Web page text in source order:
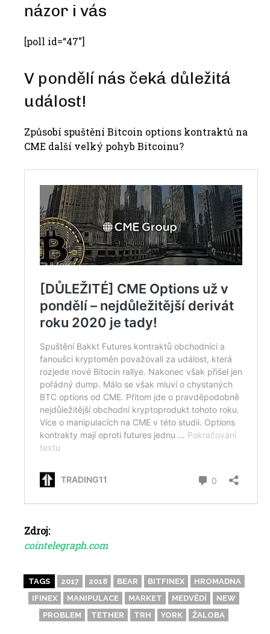
názor i vás
[poll id=“47″]
V pondělí nás čeká důležitá
událost!
Způsobí spuštění Bitcoin options kontraktů na
CME další velký pohyb Bitcoinu?
Zdroj:
cointelegraph.com
TAGS 2017 2018 BEAR BITFINEX
HROMADNA
IFINEX
MANIPULACE MARKET MEDVĚDÍ
NEW
PROBLEM
TETHER TRH YORK ŽALOBA